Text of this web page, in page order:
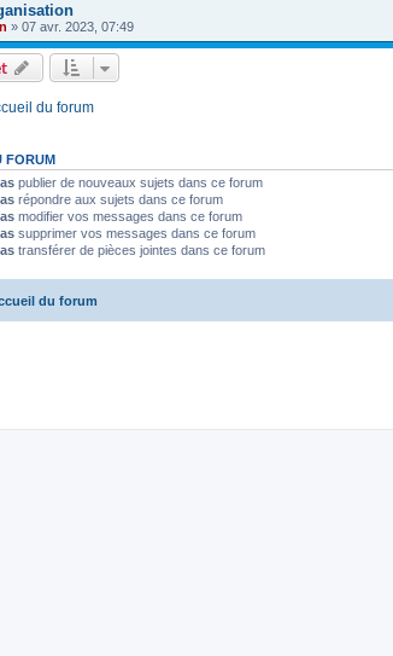
» 07 avr. 2023, 07:49
du forum
FORUM
publier de nouveaux sujets dans ce forum
répondre aux sujets dans ce forum
modifier vos messages dans ce forum
supprimer vos messages dans ce forum
transférer de pièces jointes dans ce forum
du forum